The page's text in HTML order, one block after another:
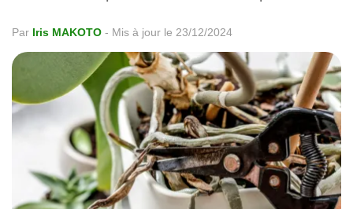
Par Iris MAKOTO - Mis à jour le 23/12/2024